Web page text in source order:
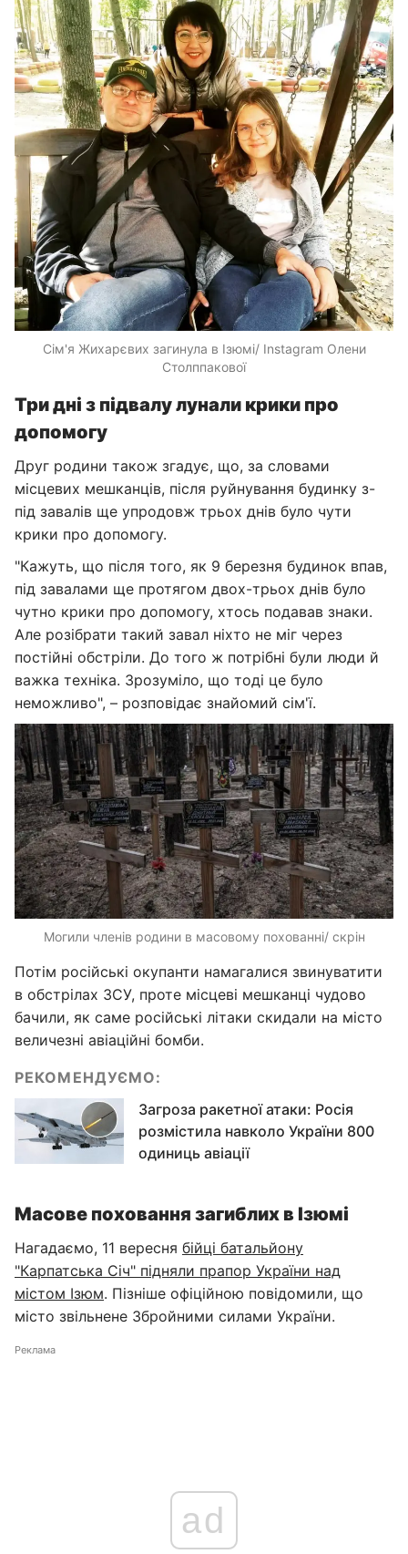
Сім'я Жихарєвих загинула в Ізюмі/ Instagram Олени
Столппакової
Три дні з підвалу лунали крики про
допомогу
Друг родини також згадує, що, за словами
місцевих мешканців, після руйнування будинку з-
під завалів ще упродовж трьох днів було чути
крики про допомогу.
"Кажуть, що після того, як 9 березня будинок впав,
під завалами ще протягом двох-трьох днів було
чутно крики про допомогу, хтось подавав знаки.
Але розібрати такий завал ніхто не міг через
постійні обстріли. До того ж потрібні були люди й
важка техніка. Зрозуміло, що тоді це було
неможливо", – розповідає знайомий сім'ї.
Могили членів родини в масовому похованні/ скрін
Потім російські окупанти намагалися звинуватити
в обстрілах ЗСУ, проте місцеві мешканці чудово
бачили, як саме російські літаки скидали на місто
величезні авіаційні бомби.
РЕКОМЕНДУЄМО:
Загроза ракетної атаки: Росія
розмістила навколо України 800
одиниць авіації
Масове поховання загиблих в Ізюмі
Нагадаємо, 11 вересня бійці батальйону
"Карпатська Січ" підняли прапор України над
містом Ізюм. Пізніше офіційною повідомили, що
місто звільнене Збройними силами України.
Реклама
ad